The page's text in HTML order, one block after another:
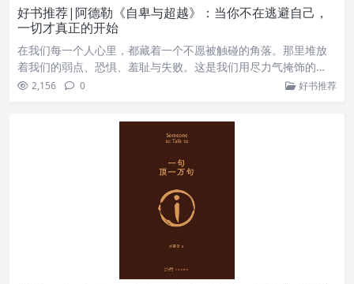
好书推荐|阿德勒《自卑与超越》：当你不在逃避自己，
一切才真正的开始
在我们每一个人心里，都藏着一个不愿被触碰的角落。那里堆放
着我们的弱点、恐惧、羞耻与失败。这是我们用尽力气掩饰的…
2,156 0 好书推荐